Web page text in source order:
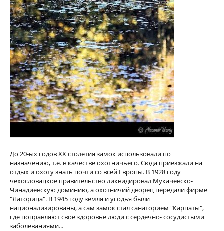
До 20-ых годов XX столетия замок использовали по
назначению, т.е. в качестве охотничьего. Сюда приезжали на
отдых и охоту знать почти со всей Европы. В 1928 году
чехословацкое правительство ликвидировал Мукачевско-
Чинадиевскую доминию, а охотничий дворец передали фирме
"Латорица". В 1945 году земля и угодья были
национализированы, а сам замок стал санаторием "Карпаты",
где поправляют своё здоровье люди с сердечно- сосудистыми
заболеваниями...